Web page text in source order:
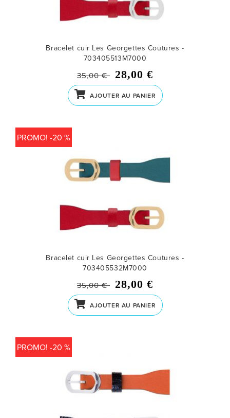
Bracelet cuir Les Georgettes Coutures -
703405513M7000
35,00 € 28,00 €
AJOUTER AU PANIER
PROMO! -20 %
Bracelet cuir Les Georgettes Coutures -
703405532M7000
35,00 € 28,00 €
AJOUTER AU PANIER
PROMO! -20 %